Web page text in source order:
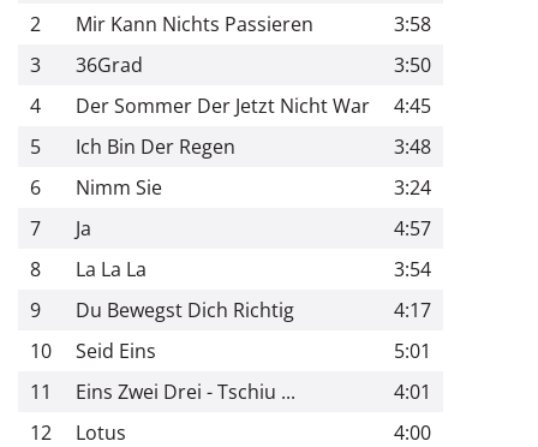
2
Mir Kann Nichts Passieren
3:58
3
36Grad
3:50
4
Der Sommer Der Jetzt Nicht War
4:45
5
Ich Bin Der Regen
3:48
6
Nimm Sie
3:24
7
Ja
4:57
8
La La La
3:54
9
Du Bewegst Dich Richtig
4:17
10
Seid Eins
5:01
11
Eins Zwei Drei - Tschiu ...
4:01
12
Lotus
4:00